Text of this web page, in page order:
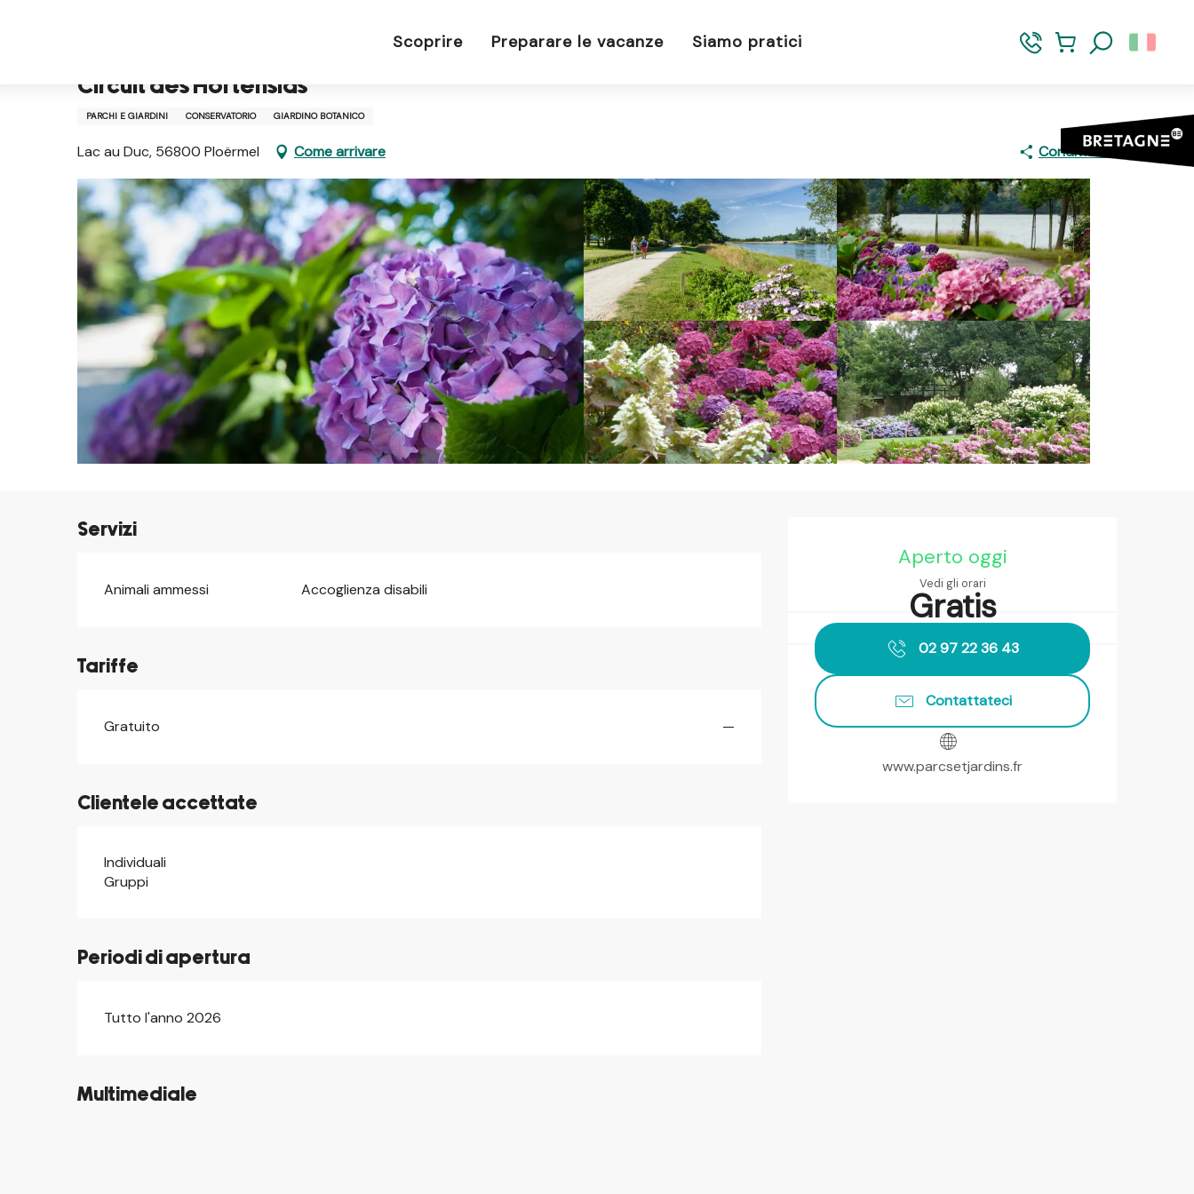
Scoprire Preparare le vacanze Siamo pratici
Circuit des Hortensias
PARCHI E GIARDINI CONSERVATORIO GIARDINO BOTANICO
Lac au Duc, 56800 Ploërmel Come arrivare Condividere
Aperto oggi
Vedi gli orari
Gratis
02 97 22 36 43
Contattateci
www.parcsetjardins.fr
Servizi
Animali ammessi Accoglienza disabili
Tariffe
Tariffe 2026
Gratuito —
Clientele accettate
Individuali
Gruppi
Periodi di apertura
Tutto l'anno 2026
Multimediale
©